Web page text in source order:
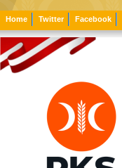
Home Twitter Facebook